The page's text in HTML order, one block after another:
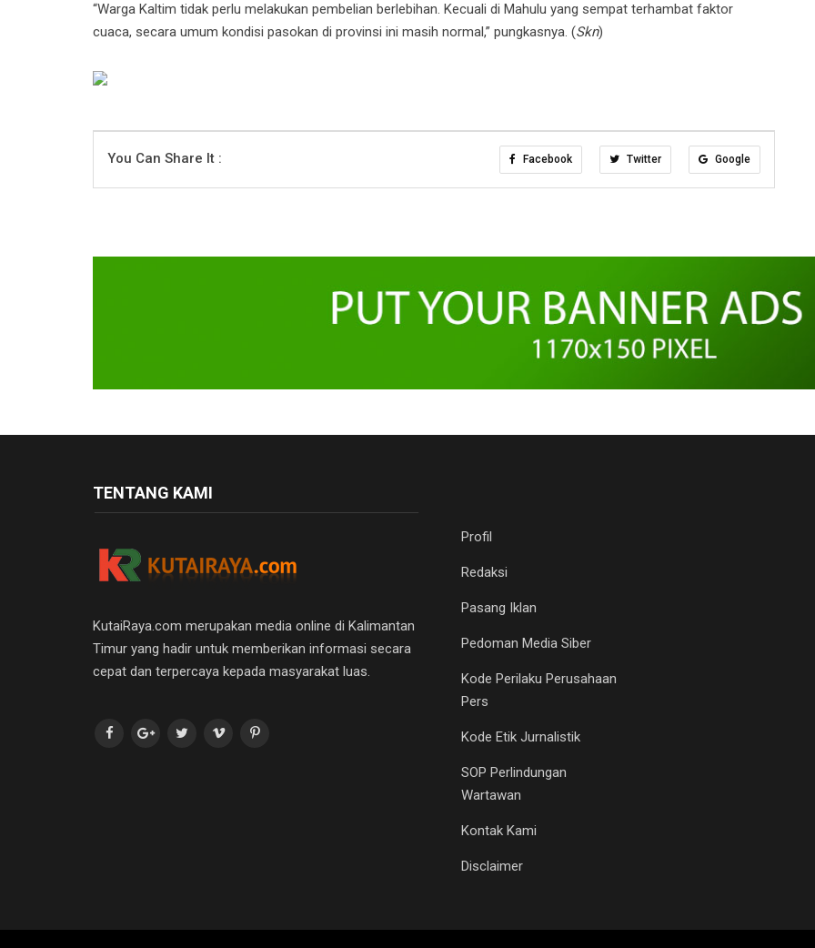
“Warga Kaltim tidak perlu melakukan pembelian berlebihan. Kecuali di Mahulu yang sempat terhambat faktor
cuaca, secara umum kondisi pasokan di provinsi ini masih normal,” pungkasnya. (Skn)
You Can Share It : Facebook Twitter Google
TENTANG KAMI
KutaiRaya.com merupakan media online di Kalimantan
Timur yang hadir untuk memberikan informasi secara
cepat dan terpercaya kepada masyarakat luas.
Profil
Redaksi
Pasang Iklan
Pedoman Media Siber
Kode Perilaku Perusahaan
Pers
Kode Etik Jurnalistik
SOP Perlindungan
Wartawan
Kontak Kami
Disclaimer